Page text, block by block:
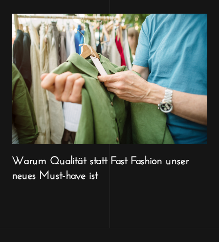
Warum Qualität statt Fast Fashion unser
neues Must-have ist